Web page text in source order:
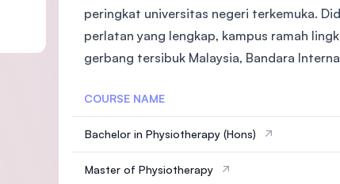
peringkat universitas negeri terkemuka.
perlatan yang lengkap, kampus ramah
gerbang tersibuk Malaysia, Bandara
COURSE NAME
Bachelor in Physiotherapy (Hons)
Master of Physiotherapy